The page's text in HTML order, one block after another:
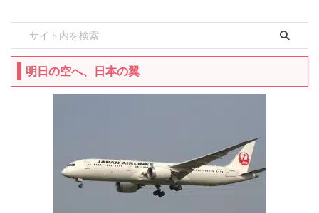
明日の空へ、日本の翼